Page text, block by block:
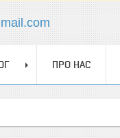
ПРО НАС